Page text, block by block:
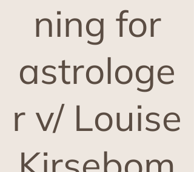
ning for
astrologe
r v/ Louise